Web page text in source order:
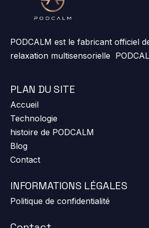
PODCALM est le fabricant officiel
relaxation multisensorielle
PLAN DU SITE
Accueil
Technologie
histoire de PODCALM
Blog
Contact
INFORMATIONS LÉGALES
Politique de confidentialité